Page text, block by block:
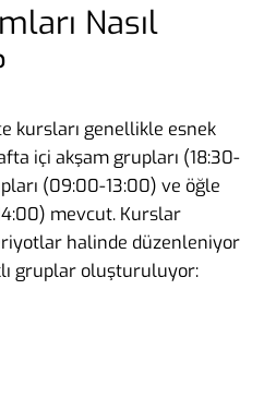
Nasıl
kursları genellikle esnek
içi akşam grupları (18:30-
(09:00-13:00) ve öğle
mevcut. Kurslar
halinde düzenleniyor
gruplar oluşturuluyor: